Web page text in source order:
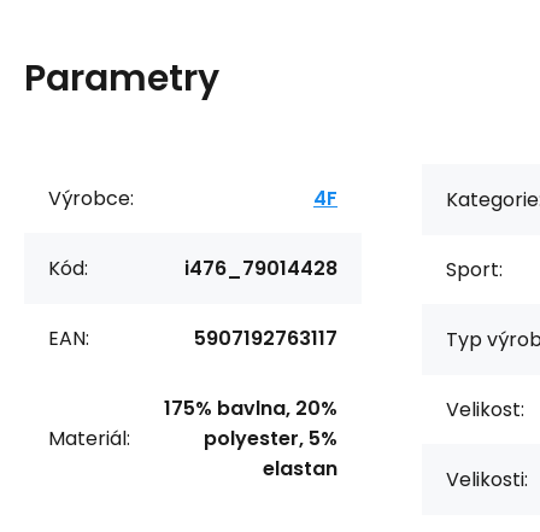
Parametry
Výrobce: 4F
Kód: i476_79014428
EAN: 5907192763117
Materiál:
175% bavlna, 20%
polyester, 5%
elastan
Sport:
Typ
Velikost:
Velikosti: